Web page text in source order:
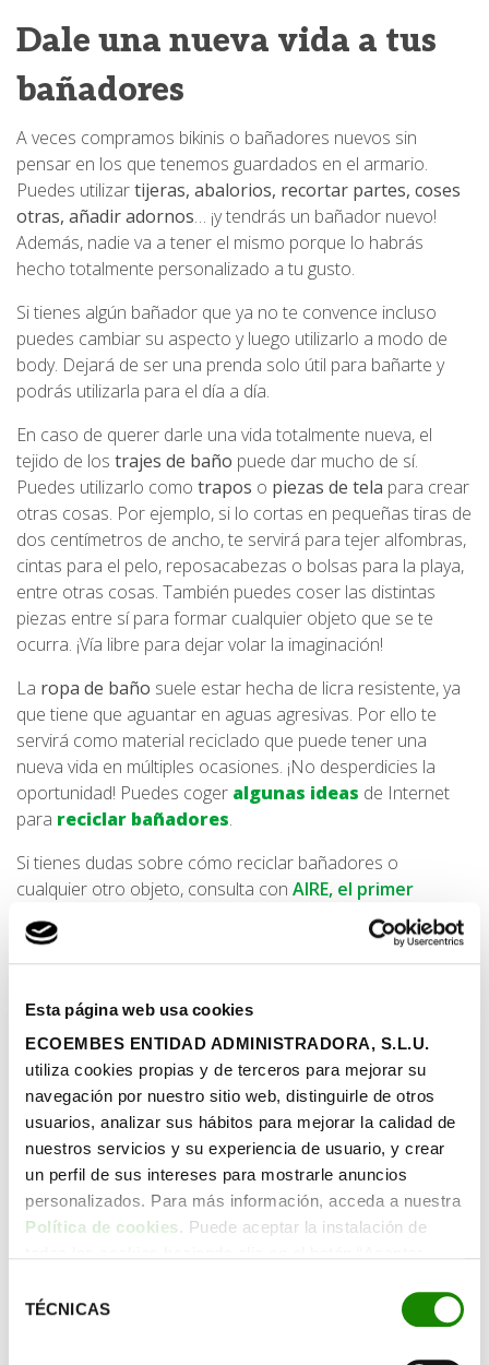
Esta página web usa cookies
ECOEMBES ENTIDAD ADMINISTRADORA, S.L.U.
utiliza cookies propias y de terceros para mejorar su
navegación por nuestro sitio web, distinguirle de otros
usuarios, analizar sus hábitos para mejorar la calidad de
nuestros servicios y su experiencia de usuario, y crear
un perfil de sus intereses para mostrarle anuncios
personalizados. Para más información, acceda a nuestra
Política de cookies. Puede aceptar la instalación de
botón “Configurar cookies”, o rechazar su instalación,
TÉCNICAS
Dale una nueva vida a tus
bañadores
A veces compramos bikinis o bañadores nuevos sin
pensar en los que tenemos guardados en el armario.
Puedes utilizartijeras, abalorios, recortar partes, coses
otras, añadir adornos… ¡y tendrás un bañador nuevo!
Además, nadie va a tener el mismo porque lo habrás
hecho totalmente personalizado a tu gusto.
Si tienes algún bañador que ya no te convence incluso
puedes cambiar su aspecto y luego utilizarlo a modo de
body. Dejará de ser una prenda solo útil para bañarte y
podrás utilizarla para el día a día.
En caso de querer darle una vida totalmente nueva, el
tejido de los trajes de baño puede dar mucho de sí.
Puedes utilizarlo como trapos o piezas de tela para crear
otras cosas. Por ejemplo, si lo cortas en pequeñas tiras de
dos centímetros de ancho, te servirá para tejer alfombras,
cintas para el pelo, reposacabezas o bolsas para la playa,
entre otras cosas. También puedes coser las distintas
piezas entre sí para formar cualquier objeto que se te
ocurra. ¡Vía libre para dejar volar la imaginación!
La ropa de baño suele estar hecha de licra resistente, ya
que tiene que aguantar en aguas agresivas. Por ello te
servirá como material reciclado que puede tener una
nueva vida en múltiples ocasiones. ¡No desperdicies la
oportunidad! Puedes coger algunas ideas de Internet
para reciclar bañadores.
Si tienes dudas sobre cómo reciclar bañadores o
cualquier otro objeto, consulta con AIRE, el primer
chatbot inteligente sobre reciclaje de Ecoembes que
resolverá todas tus preguntas.
para/hazlo-tu-mismo/recicla-tus-viejos-banadores